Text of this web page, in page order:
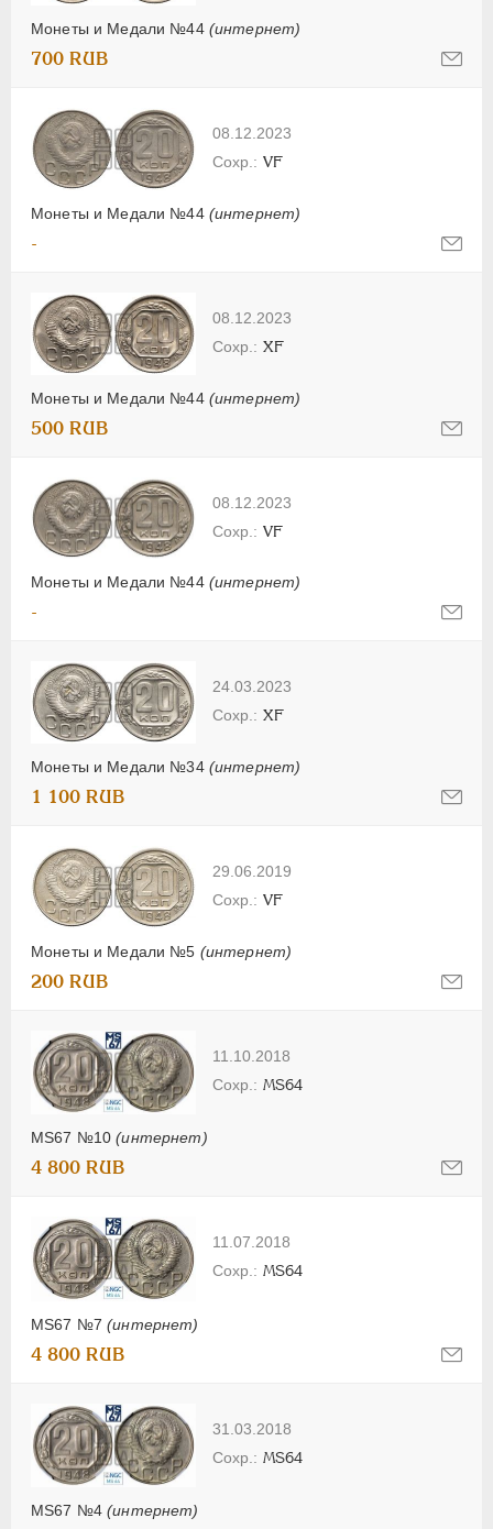
Монеты и Медали №44 (интернет)
700 RUB
08.12.2023
Монеты и Медали №44 (интернет)
VF
-
08.12.2023
Монеты и Медали №44 (интернет)
XF
500 RUB
08.12.2023
Монеты и Медали №44 (интернет)
VF
-
24.03.2023
Монеты и Медали №34 (интернет)
XF
1 100 RUB
29.06.2019
Монеты и Медали №5 (интернет)
VF
200 RUB
11.10.2018
MS67 №10(интернет)
MS64
4 800 RUB
11.07.2018
MS67 №7(интернет)
MS64
4 800 RUB
31.03.2018
MS67 №4(интернет)
MS64